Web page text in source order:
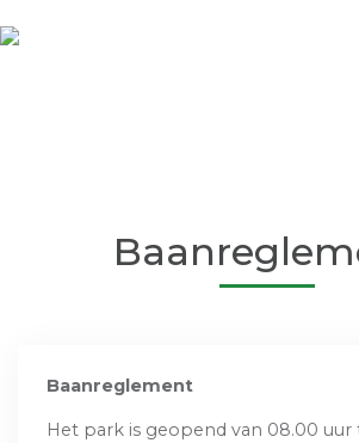
Baanreglement
Het park is geopend van 08.00 uur